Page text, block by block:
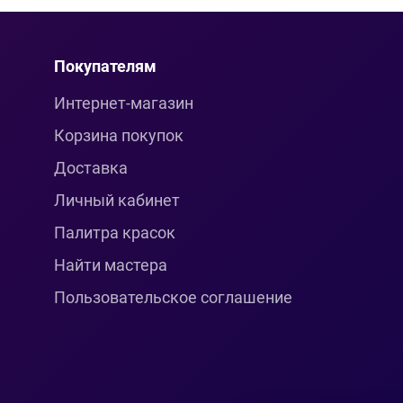
Покупателям
Интернет-магазин
Корзина покупок
Доставка
Личный кабинет
Палитра красок
Найти мастера
Пользовательское соглашение